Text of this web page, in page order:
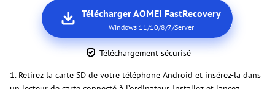
Télécharger AOMEI FastRecovery
Windows 11/10/8/7/Server
Téléchargement sécurisé
1. Retirez la carte SD de votre téléphone Android et insérez-la dans